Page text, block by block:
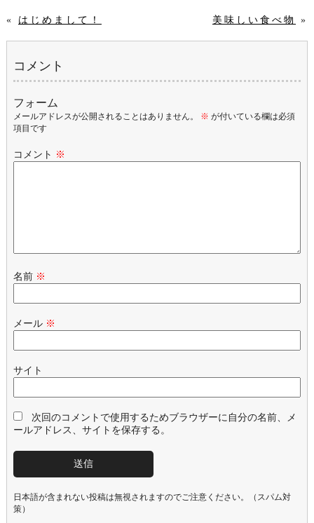
« はじめまして！ 美味しい食べ物 »
コメント
フォーム
メールアドレスが公開されることはありません。 ※ が付いている欄は必須
項目です
コメント ※
名前 ※
メール ※
サイト
次回のコメントで使用するためブラウザーに自分の名前、メ
ールアドレス、サイトを保存する。
日本語が含まれない投稿は無視されますのでご注意ください。（スパム対
策）